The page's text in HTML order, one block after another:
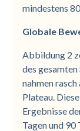
mindestens
Globale
Abbildung 2
des
nahmen
Plateau.
Ergebnisse
Tagen und